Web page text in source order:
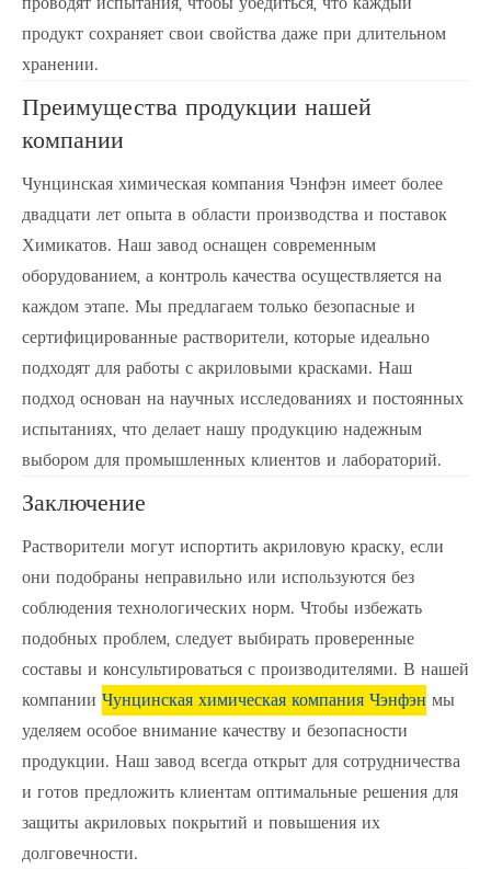
продукт сохраняет свои свойства даже при длительном
хранении.
Преимущества продукции нашей
компании
Чунцинская химическая компания Чэнфэн имеет более
двадцати лет опыта в области производства и поставок
Химикатов. Наш завод оснащен современным
оборудованием, а контроль качества осуществляется на
каждом этапе. Мы предлагаем только безопасные и
сертифицированные растворители, которые идеально
подходят для работы с акриловыми красками. Наш
подход основан на научных исследованиях и постоянных
испытаниях, что делает нашу продукцию надежным
выбором для промышленных клиентов и лабораторий.
Заключение
Растворители могут испортить акриловую краску, если
они подобраны неправильно или используются без
соблюдения технологических норм. Чтобы избежать
подобных проблем, следует выбирать проверенные
составы и консультироваться с производителями. В нашей
компании Чунцинская химическая компания Чэнфэн мы
уделяем особое внимание качеству и безопасности
продукции. Наш завод всегда открыт для сотрудничества
и готов предложить клиентам оптимальные решения для
защиты акриловых покрытий и повышения их
долговечности.